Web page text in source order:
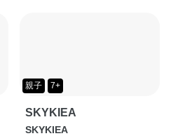
親子 7+
SKYKIEA
SKYKIEA